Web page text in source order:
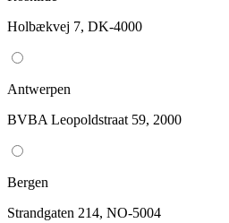
Holbækvej 7, DK-4000
Antwerpen
BVBA Leopoldstraat 59, 2000
Bergen
Strandgaten 214, NO-5004